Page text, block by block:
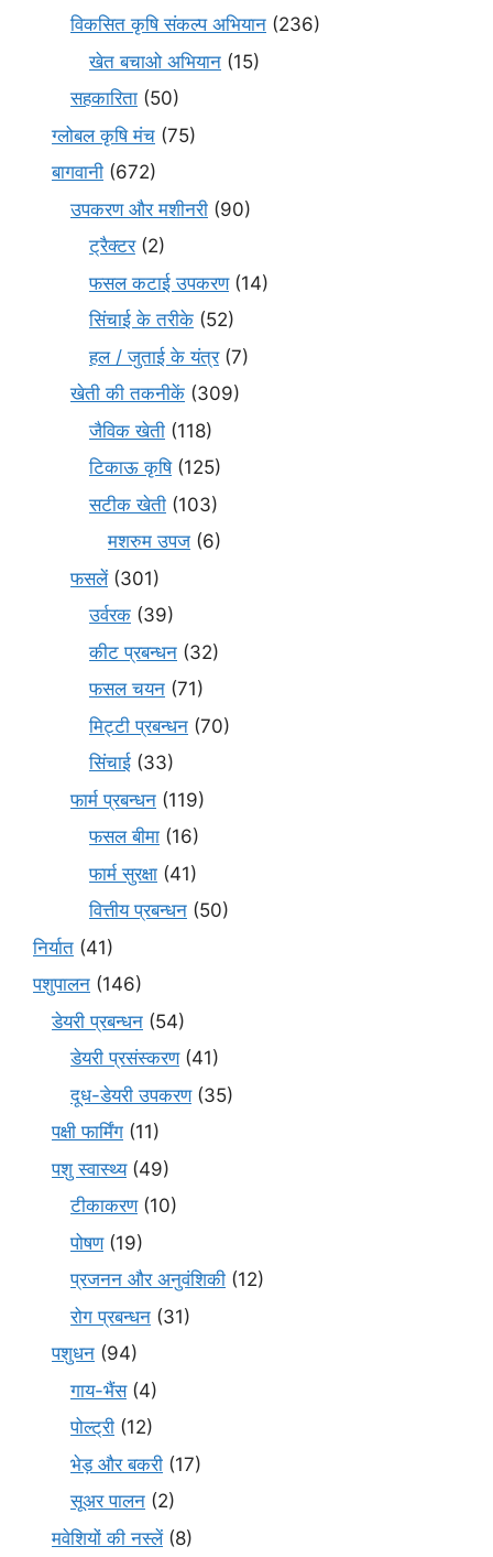
विकसित कृषि संकल्प अभियान (236)
खेत बचाओ अभियान (15)
सहकारिता (50)
ग्लोबल कृषि मंच (75)
बागवानी (672)
उपकरण और मशीनरी (90)
ट्रैक्टर(2)
फसल कटाई उपकरण(14)
सिंचाई के तरीके (52)
हल / जुताई के यंत्र(7)
खेती की तकनीकें (309)
जैविक खेती (118)
टिकाऊ कृषि(125)
सटीक खेती (103)
मशरुम उपज (6)
फसलें(301)
उर्वरक (39)
कीट प्रबन्धन (32)
फसल चयन (71)
मि‌ट्टी प्रबन्धन (70)
सिंचाई (33)
फार्म प्रबन्धन (119)
फसल बीमा (16)
फार्म सुरक्षा (41)
वित्तीय प्रबन्धन (50)
निर्यात (41)
पशुपालन (146)
डेयरी प्रबन्धन (54)
डेयरी प्रसंस्करण(41)
दूध-डेयरी उपकरण(35)
पक्षी फार्मिंग (11)
पशु स्वास्थ्य(49)
टीकाकरण(10)
पोषण(19)
प्रजनन और अनुवंशिकी (12)
रोग प्रबन्धन (31)
पशुधन (94)
गाय-भैंस(4)
पोल्ट्री (12)
भेड़ और बकरी (17)
सूअर पालन (2)
मवेशियों की नस्लें(8)